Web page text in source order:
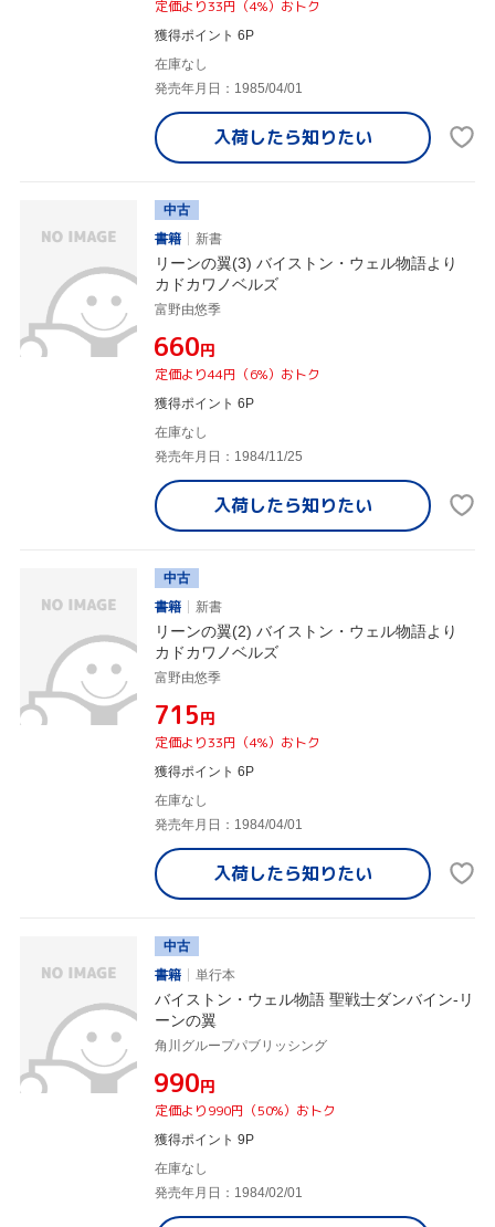
定価より33円（4%）おトク
獲得ポイント 6P
在庫なし
発売年月日：1985/04/01
入荷したら知りたい
中古
書籍
新書
リーンの翼(3) バイストン・ウェル物語より
カドカワノベルズ
富野由悠季
¥660円
定価より44円（6%）おトク
獲得ポイント 6P
在庫なし
発売年月日：1984/11/25
入荷したら知りたい
中古
書籍
新書
リーンの翼(2) バイストン・ウェル物語より
カドカワノベルズ
富野由悠季
¥715円
定価より33円（4%）おトク
獲得ポイント 6P
在庫なし
発売年月日：1984/04/01
入荷したら知りたい
中古
書籍
単行本
バイストン・ウェル物語 聖戦士ダンバイン-リ
ーンの翼
角川グループパブリッシング
¥990円
定価より990円（50%）おトク
獲得ポイント 9P
在庫なし
発売年月日：1984/02/01